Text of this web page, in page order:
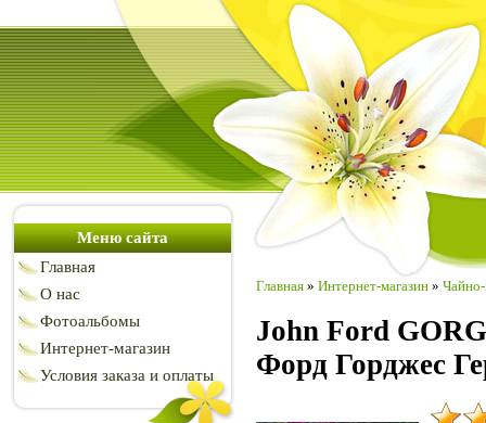
Меню сайта
Главная
О нас
Фотоальбомы
Интернет-магазин
Условия заказа и оплаты
Главная » Интернет-магазин »
John Ford
Форд Горджес